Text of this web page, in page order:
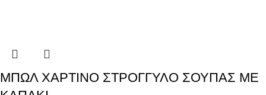
ΜΠΩΛ ΧΑΡΤΙΝΟ ΣΤΡΟΓΓΥΛΟ ΣΟΥΠΑΣ ΜΕ